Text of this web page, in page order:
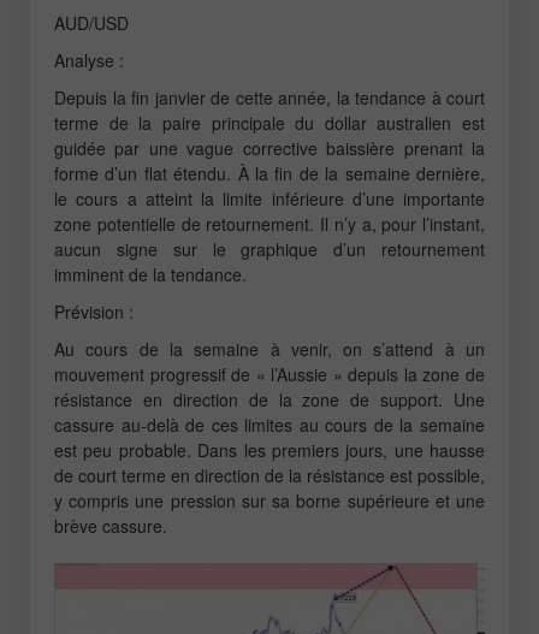
AUD/USD
Analyse :
Depuis la fin janvier de cette année, la tendance à court
terme de la paire principale du dollar australien est
guidée par une vague corrective baissière prenant la
forme d’un flat étendu. À la fin de la semaine dernière,
le cours a atteint la limite inférieure d’une importante
zone potentielle de retournement. Il n’y a, pour l’instant,
aucun signe sur le graphique d’un retournement
imminent de la tendance.
Prévision :
Au cours de la semaine à venir, on s’attend à un
mouvement progressif de « l’Aussie » depuis la zone de
résistance en direction de la zone de support. Une
cassure au-delà de ces limites au cours de la semaine
est peu probable. Dans les premiers jours, une hausse
de court terme en direction de la résistance est possible,
y compris une pression sur sa borne supérieure et une
brève cassure.